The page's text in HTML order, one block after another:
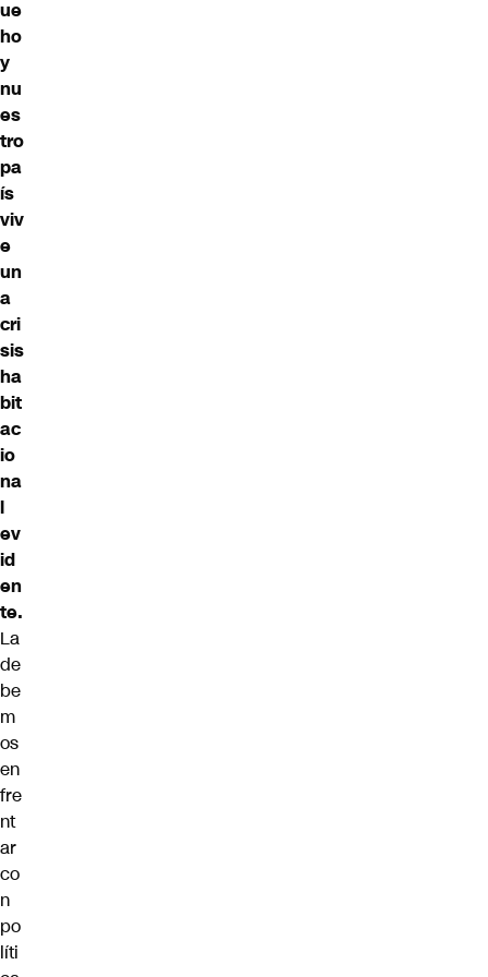
ue
ho
y
nu
es
tro
pa
ís
viv
e
un
a
cri
sis
ha
bit
ac
io
na
l
ev
id
en
te.
La
de
be
m
os
en
fre
nt
ar
co
n
po
líti